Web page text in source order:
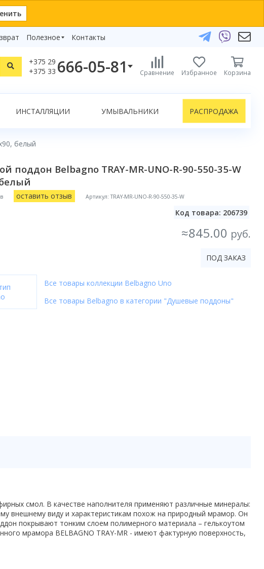
Полезное
Видеообзоры
Бренды
Контакты
+375 29
+375 33 666-05-81
+375 29 666-05-81
+375 17 243-24-29
Telegram
info@bydom.by
Сравнение Избранное Корзина
ИНСТАЛЛЯЦИИ УМЫВАЛЬНИКИ РАСПРОДАЖА
белый
поддон Belbagno TRAY-MR-UNO-R-90-550-35-W
оставить отзыв Артикул: TRAY-MR-UNO-R-90-550-35-W
Код товара: 206739
≈845.00 руб.
ПОД ЗАКАЗ
Все товары коллекции Belbagno Uno
Все товары Belbagno в категории "Душевые поддоны"
смол. В качестве наполнителя применяют различные минералы:
внешнему виду и характеристикам похож на природный мрамор. Он
покрывают тонким слоем полимерного материала – гелькоутом
мрамора BELBAGNO TRAY-MR - имеют фактурную поверхность,